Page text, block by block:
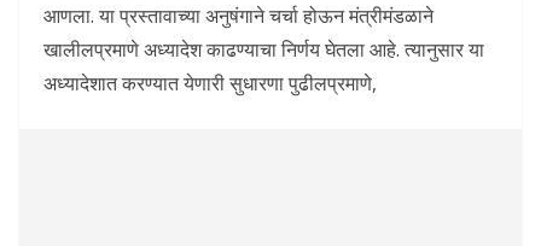
आणला. या प्रस्तावाच्या अनुषंगाने चर्चा होऊन मंत्रीमंडळाने
खालीलप्रमाणे अध्यादेश काढण्याचा निर्णय घेतला आहे. त्यानुसार या
अध्यादेशात करण्यात येणारी सुधारणा पुढीलप्रमाणे,